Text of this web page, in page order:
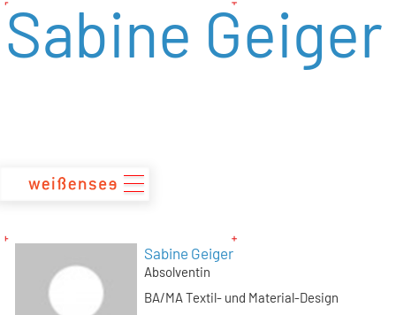
zum
Inhalt
Sabine Geiger
Sabine Geiger
Absolventin
BA/MA Textil- und Material-Design